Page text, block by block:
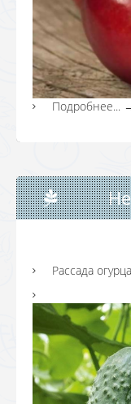
Подробнее...
Рассада